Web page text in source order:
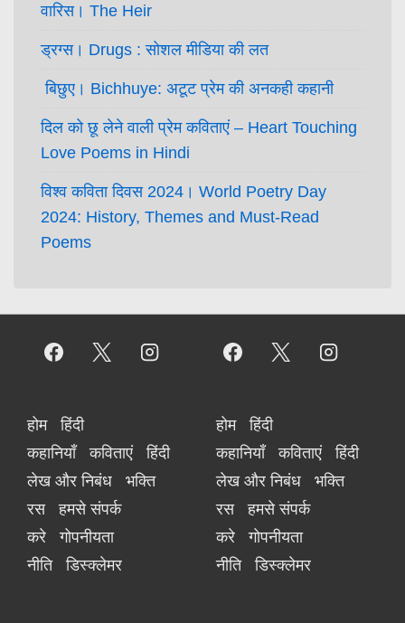
वारिस। The Heir
ड्रग्स। Drugs : सोशल मीडिया की लत
बिछुए। Bichhuye: अटूट प्रेम की अनकही कहानी
दिल को छू लेने वाली प्रेम कविताएं – Heart Touching
Love Poems in Hindi
विश्व कविता दिवस 2024। World Poetry Day
2024: History, Themes and Must-Read
Poems
होम
हिंदी
कहानियाँ
कविताएं
हिंदी
लेख और निबंध
भक्ति
रस
हमसे संपर्क
करे
गोपनीयता
नीति
डिस्क्लेमर
होम
हिंदी
कहानियाँ
कविताएं
हिंदी
लेख और निबंध
भक्ति
रस
हमसे संपर्क
करे
गोपनीयता
नीति
डिस्क्लेमर